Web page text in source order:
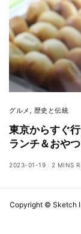
グルメ 歴史と伝統
東京からすぐ
ランチ＆おやつ
2023-01-19 2 MINS
Copyright © Sketch